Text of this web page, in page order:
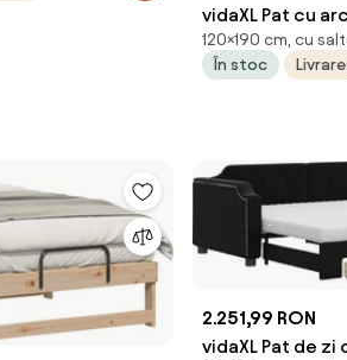
vidaXL Pat cu
închis, 120x190
120×190 cm, cu
În stoc
2.251,99 RON
vidaXL Pat de